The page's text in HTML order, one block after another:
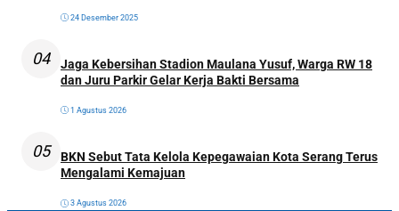
24 Desember 2025
04
Jaga Kebersihan Stadion Maulana Yusuf, Warga RW 18
dan Juru Parkir Gelar Kerja Bakti Bersama
1 Agustus 2026
05
BKN Sebut Tata Kelola Kepegawaian Kota Serang Terus
Mengalami Kemajuan
3 Agustus 2026